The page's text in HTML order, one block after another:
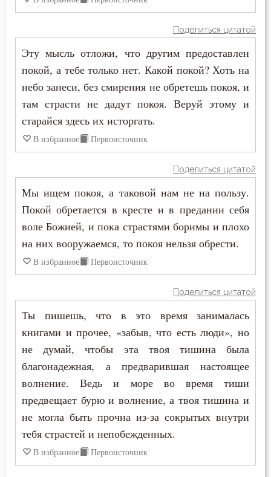
Покаяние
Помощь Божия
Послушание
Похвала
Прелесть
Промысел Божий
Простота
Прощение
Работа
Раздражительность
Разум
Рассуждение
Ревность
Никодим Святогорец
Никон Оптинский (Беляев)
Нил Синайский
Нил Сорский
Паисий (Величковский)
Петр Дамаскин
Петр Московский
Поликарп Смирнский
Серафим Саровский
Силуан Афонский
Симеон Благоговейный
Симеон Новый Богослов
Симеон Солунский
Поделиться цитатой
Эту мысль отложи, что другим предоставлен
покой, а тебе только нет. Какой покой? Хоть на
небо занеси, без смирения не обретешь покоя, и
там страсти не дадут покоя. Веруй этому и
старайся здесь их исторгать.
В избранное Первоисточник
Поделиться цитатой
Мы ищем покоя, а таковой нам не на пользу.
Покой обретается в кресте и в предании себя
воле Божией, и пока страстями боримы и плохо
на них вооружаемся, то покоя нельзя обрести.
В избранное Первоисточник
Поделиться цитатой
Ты пишешь, что в это время занималась
книгами и прочее, «забыв, что есть люди», но
не думай, чтобы эта твоя тишина была
благонадежная, а предварившая настоящее
волнение. Ведь и море во время тиши
предвещает бурю и волнение, а твоя тишина и
не могла быть прочна из-за сокрытых внутри
тебя страстей и непобежденных.
В избранное Первоисточник